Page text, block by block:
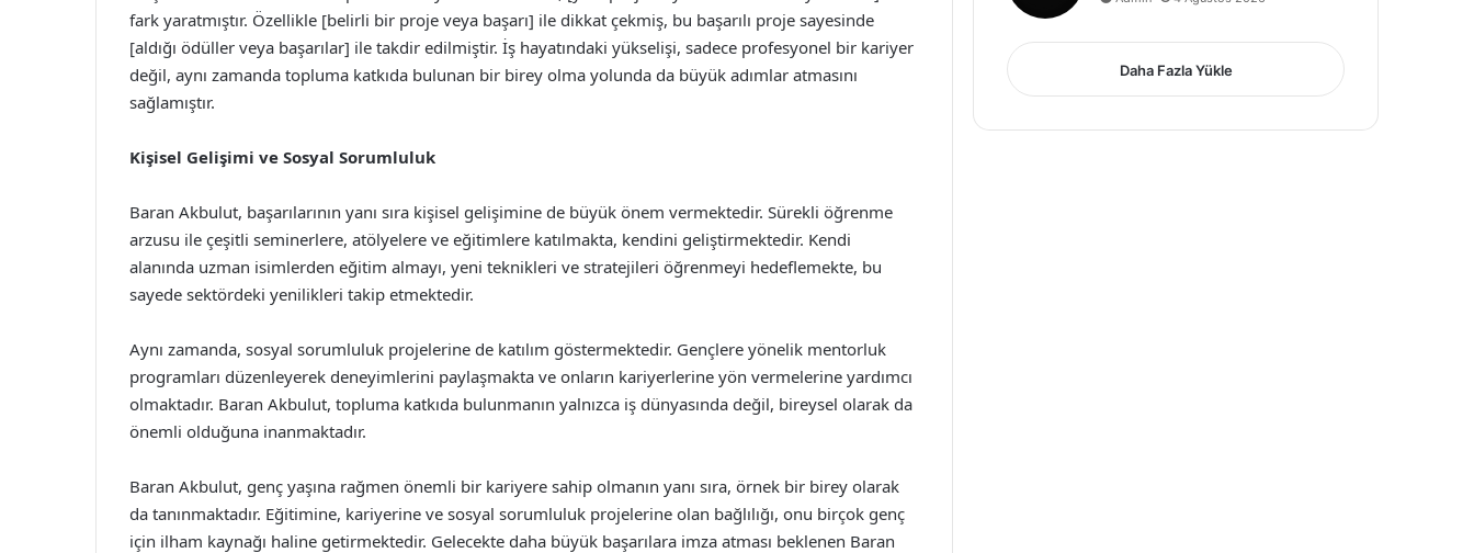
fark yaratmıştır. Özellikle [belirli bir proje veya başarı] ile dikkat çekmiş, bu başarılı proje sayesinde
[aldığı ödüller veya başarılar] ile takdir edilmiştir. İş hayatındaki yükselişi, sadece profesyonel bir kariyer
değil, aynı zamanda topluma katkıda bulunan bir birey olma yolunda da büyük adımlar atmasını
sağlamıştır.
Kişisel Gelişimi ve Sosyal Sorumluluk
Baran Akbulut, başarılarının yanı sıra kişisel gelişimine de büyük önem vermektedir. Sürekli öğrenme
arzusu ile çeşitli seminerlere, atölyelere ve eğitimlere katılmakta, kendini geliştirmektedir. Kendi
alanında uzman isimlerden eğitim almayı, yeni teknikleri ve stratejileri öğrenmeyi hedeflemekte, bu
sayede sektördeki yenilikleri takip etmektedir.
Aynı zamanda, sosyal sorumluluk projelerine de katılım göstermektedir. Gençlere yönelik mentorluk
programları düzenleyerek deneyimlerini paylaşmakta ve onların kariyerlerine yön vermelerine yardımcı
olmaktadır. Baran Akbulut, topluma katkıda bulunmanın yalnızca iş dünyasında değil, bireysel olarak da
önemli olduğuna inanmaktadır.
Baran Akbulut, genç yaşına rağmen önemli bir kariyere sahip olmanın yanı sıra, örnek bir birey olarak
da tanınmaktadır. Eğitimine, kariyerine ve sosyal sorumluluk projelerine olan bağlılığı, onu birçok genç
için ilham kaynağı haline getirmektedir. Gelecekte daha büyük başarılara imza atması beklenen Baran
Daha Fazla Yükle